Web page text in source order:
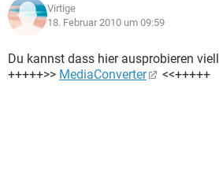
Virtige
18. Februar 2010 um 09:59
Du kannst dass hier ausprobieren
+++++>> MediaConverter <<+++++